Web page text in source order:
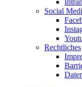
Social
Rechtliches